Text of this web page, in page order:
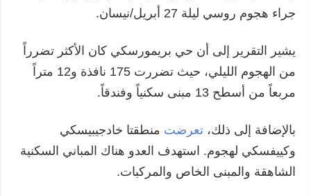
جراء هجوم روسي ليلة 27 أبريل/نيسان.
يشير التقرير إلى أن حي بريمورسكي كان الأكثر تضرراً
من الهجوم الليلي، حيث تضررت 175 نافذة و12 متراً
مربعاً من أسطح 13 مبنى سكنياً وفندقاً.
بالإضافة إلى ذلك،تعرضت منطقتا خادجيبيسكي
وكييفسكي لهجوم. استهدف العدو هناك المباني السكنية
الشاهقة والمبنى الخاص والمركبات.